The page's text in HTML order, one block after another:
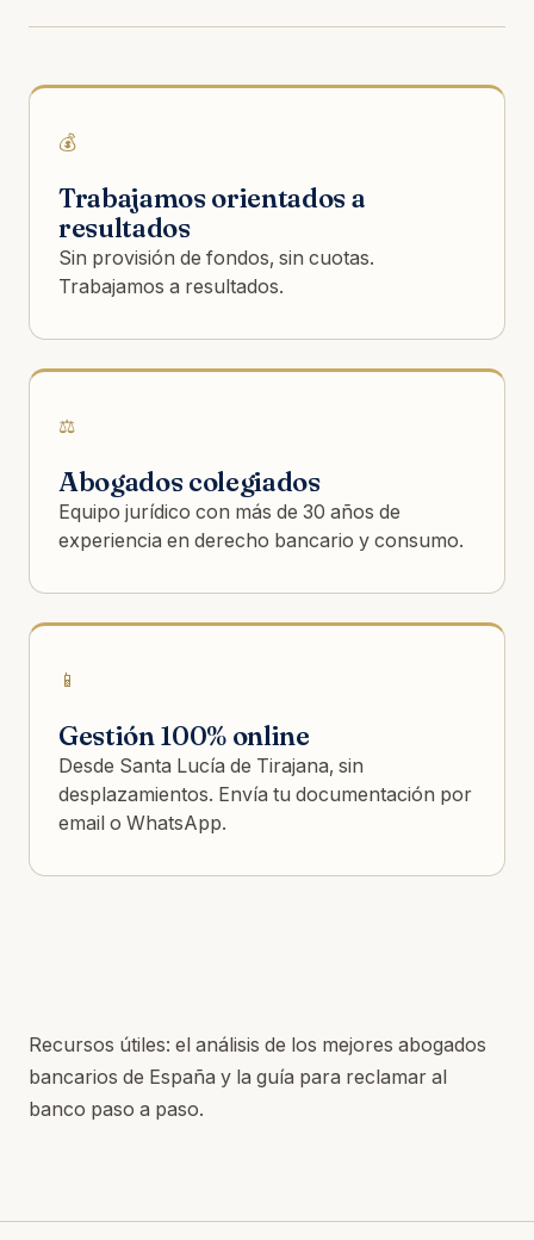
💰
Trabajamos orientados a
resultados
Sin provisión de fondos, sin cuotas.
Trabajamos a resultados.
⚖️
Abogados colegiados
Equipo jurídico con más de 30 años de
experiencia en derecho bancario y consumo.
📱
Gestión 100% online
Desde Santa Lucía de Tirajana, sin
desplazamientos. Envía tu documentación por
email o WhatsApp.
Recursos útiles: el análisis de los mejores abogados
bancarios de España y la guía para reclamar al
banco paso a paso.